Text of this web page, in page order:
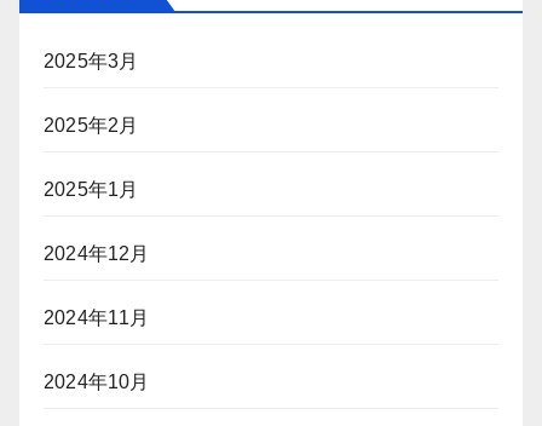
2025年3月
2025年2月
2025年1月
2024年12月
2024年11月
2024年10月